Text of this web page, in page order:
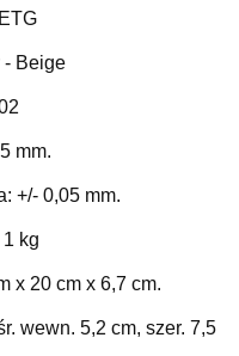
- Beige
mm.
+/- 0,05 mm.
kg
x 20 cm x 6,7 cm.
wewn. 5,2 cm, szer. 7,5